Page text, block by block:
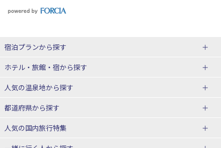
宿泊プランから探す
北海道
東北
青森県
宮城県
山形県
ホテル・旅館・宿から探す
北海道ホテル・旅館
青森県ホテル・旅館
宮城県ホテル・旅館
人気の温泉地から探す
北海道
湯の川温泉(北海道)
都道府県から探す
人気の国内旅行特集